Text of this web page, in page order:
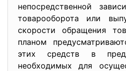
непосредственной
товарооборота или
скорости обращения
планом
этих средств в
необходимых для